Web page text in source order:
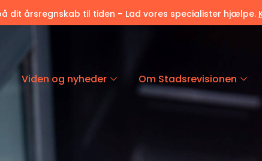
dit årsregnskab til tiden – Lad vores specialister hjælpe.
Viden og nyheder Om Stadsrevisionen